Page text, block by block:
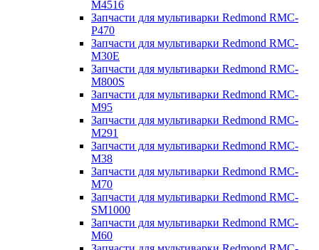
M4516
Запчасти для мультиварки Redmond RMC-
P470
Запчасти для мультиварки Redmond RMC-
M30E
Запчасти для мультиварки Redmond RMC-
M800S
Запчасти для мультиварки Redmond RMC-
M95
Запчасти для мультиварки Redmond RMC-
M291
Запчасти для мультиварки Redmond RMC-
M38
Запчасти для мультиварки Redmond RMC-
M70
Запчасти для мультиварки Redmond RMC-
SM1000
Запчасти для мультиварки Redmond RMC-
M60